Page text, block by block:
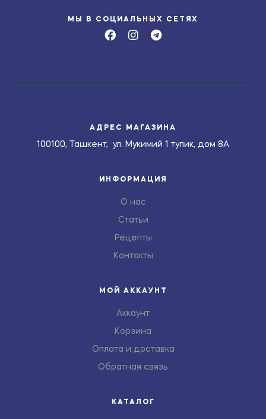
МЫ В СОЦИАЛЬНЫХ СЕТЯХ
АДРЕС МАГАЗИНА
100100, Ташкент, ул. Мукимий 1 тупик, дом 8А
ИНФОРМАЦИЯ
О нас
Статьи
Рецепты
Контакты
МОЙ АККАУНТ
Аккаунт
Корзина
Оплата и доставка
Обратная связь
КАТАЛОГ